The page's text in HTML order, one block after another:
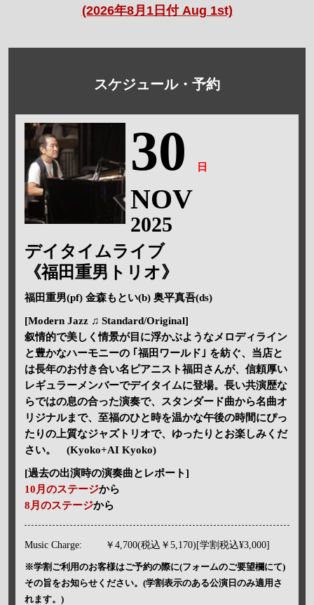
(2026年8月1日付 Aug 1st)
スケジュール・予約
30 日
NOV
2025
デイタイムライブ
《福田重男トリオ》
福田重男(pf) 金森もとい(b) 奥平真吾(ds)
[Modern Jazz ♫ Standard/Original]
叙情的で美しく情景が目に浮かぶようなメロディライン
と豊かなハーモニーの ｢福田ワールド｣ を紡ぐ、当店と
は長年のお付き合い名ピアニスト福田さんが、信頼厚い
レギュラーメンバーでデイタイムに登場。長い共演歴な
らではの息の合った演奏で、スタンダード曲から名曲オ
リジナルまで、至福のひと時を温かな午後の時間にぴっ
たりの上質なジャズトリオで、ゆったりとお楽しみくだ
さい。 (Kyoko+AI Kyoko)
[過去の出演時の演奏曲とレポート]
10月のステージから
8月のステージから
Music Charge: ￥4,700(税込￥5,170)[学割税込¥3,000]
※学割ご利用のお客様はご予約の際に(フォームのご要望欄にて)
その旨をお知らせください。(学割表示のある公演日のみ適用さ
れます。)